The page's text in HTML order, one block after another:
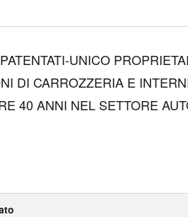
UNICO
DI CARROZZERIA E
40 ANNI NEL SETTORE
E GARANZIA DI
SOST...